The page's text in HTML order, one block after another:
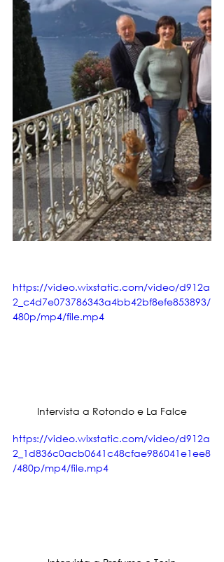
https://video.wixstatic.com/video/d912a
2_c4d7e073786343a4bb42bf8efe853893/
480p/mp4/file.mp4
Intervista a Rotondo e La Falce
https://video.wixstatic.com/video/d912a
2_1d836c0acb0641c48cfae986041e1ee8
/480p/mp4/file.mp4